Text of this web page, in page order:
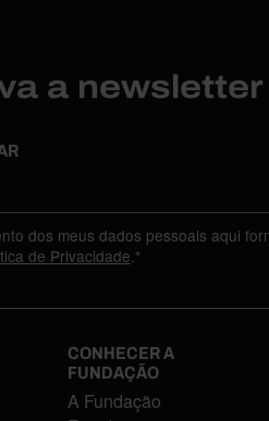
a
dos meus dados pessoais aqui
de Privacidade.*
CONHECER A
FUNDAÇÃO
A Fundação